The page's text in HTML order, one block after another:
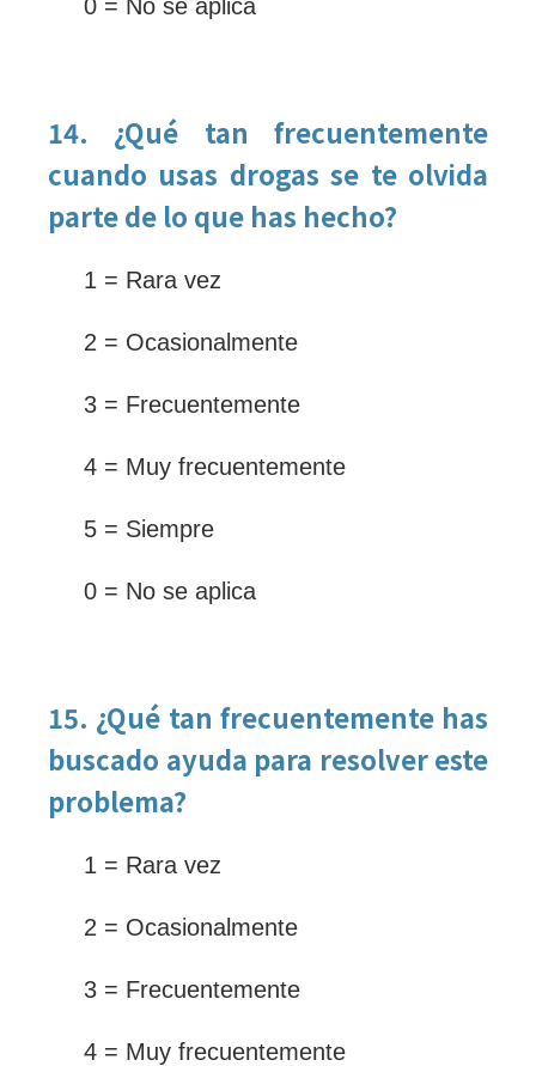
0 = No se aplica
14. ¿Qué tan frecuentemente
cuando usas drogas se te olvida
parte de lo que has hecho?
1 = Rara vez
2 = Ocasionalmente
3 = Frecuentemente
4 = Muy frecuentemente
5 = Siempre
0 = No se aplica
15. ¿Qué tan frecuentemente has
buscado ayuda para resolver este
problema?
1 = Rara vez
2 = Ocasionalmente
3 = Frecuentemente
4 = Muy frecuentemente